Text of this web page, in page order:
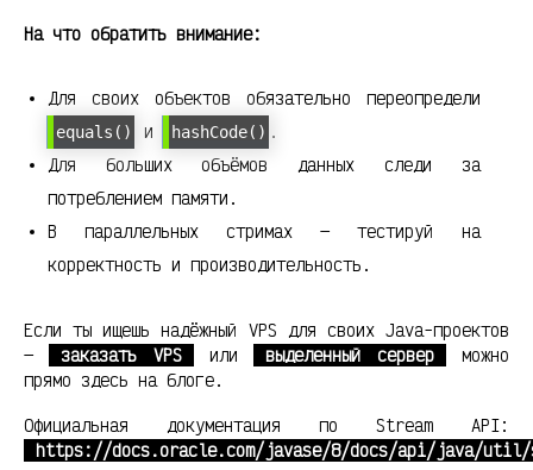
На что обратить внимание:
Для своих объектов обязательно переопредели
equals() и hashCode() .
Для больших объёмов данных следи за
потреблением памяти.
В параллельных стримах — тестируй на
корректность и производительность.
Если ты ищешь надёжный VPS для своих Java-проектов
—
заказать VPS или выделенный сервер
можно
прямо здесь на блоге.
Официальная документация по Stream API:
https://docs.oracle.com/javase/8/docs/api/java/util/